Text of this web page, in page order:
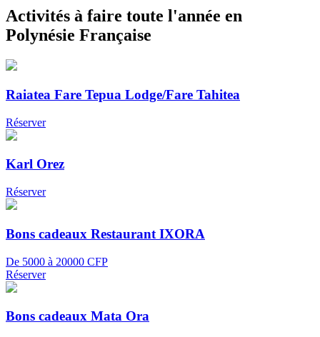
Activités à faire toute l'année en
Polynésie Française
Raiatea Fare Tepua Lodge/Fare Tahitea
Réserver
Karl Orez
Réserver
Bons cadeaux Restaurant IXORA
De 5000 à 20000 CFP
Réserver
Bons cadeaux Mata Ora